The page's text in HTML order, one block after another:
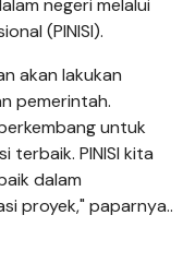
negeri melalui
(PINISI).
akan lakukan
pemerintah.
untuk
terbaik. PINISI kita
dalam
proyek," paparnya..